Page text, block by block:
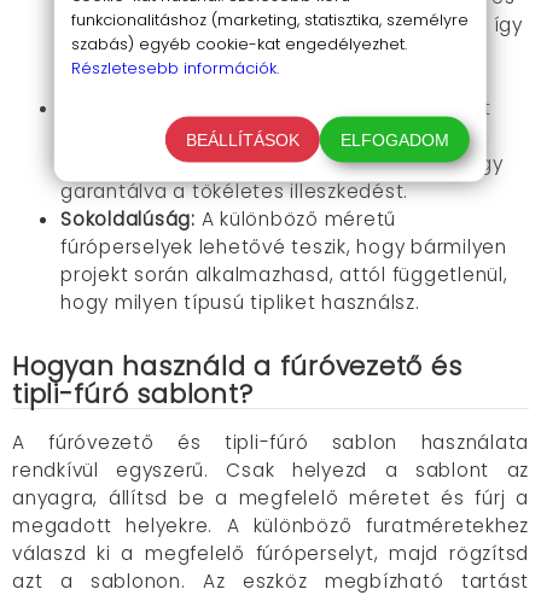
gyorsan beállíthasd a kívánt fúrási pozíciót, így
időt takarítva meg az összeszerelés és az
előkészületek során.
A gondosan megtervezett
beállítások biztosítják, hogy minden furat
pontosan ott legyen, ahol szükség van rá, így
garantálva a tökéletes illeszkedést.
Sokoldalúság: A különböző méretű
fúróperselyek lehetővé teszik, hogy bármilyen
projekt során alkalmazhasd, attól függetlenül,
hogy milyen típusú tipliket használsz.
Hogyan használd a fúróvezető és
tipli-fúró sablont?
A fúróvezető és tipli-fúró sablon használata
rendkívül egyszerű. Csak helyezd a sablont az
anyagra, állítsd be a megfelelő méretet és fúrj a
megadott helyekre. A különböző furatméretekhez
válaszd ki a megfelelő fúróperselyt, majd rögzítsd
azt a sablonon. Az eszköz megbízható tartást
funkcionalitáshoz (marketing, statisztika, személyre
szabás) egyéb cookie-kat engedélyezhet.
Részletesebb információk.
BEÁLLÍTÁSOK ELFOGADOM